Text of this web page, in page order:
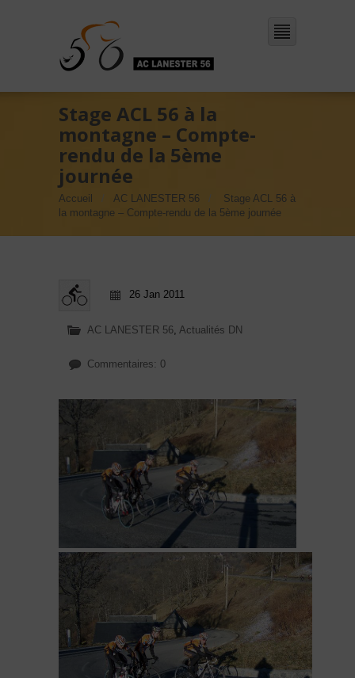
Stage ACL 56 à la
montagne – Compte-
rendu de la 5ème
journée
Accueil AC LANESTER 56
Stage ACL 56 à
la montagne – Compte-rendu de la 5ème journée
26 Jan 2011
AC LANESTER 56, Actualités DN
Commentaires: 0